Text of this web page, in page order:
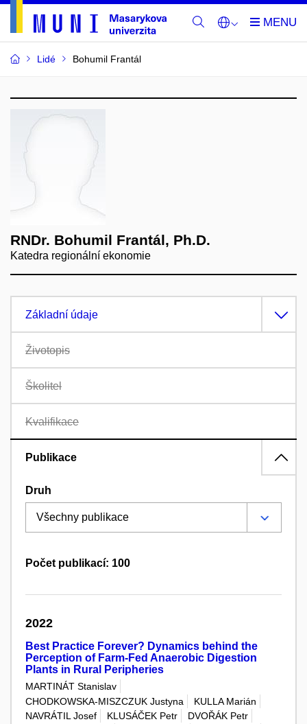
Lidé Bohumil Frantál
RNDr. Bohumil Frantál, Ph.D.
Katedra regionální ekonomie
Základní údaje
Životopis
Školitel
Kvalifikace
Publikace
Druh
Počet publikací: 100
2022
Best Practice Forever? Dynamics behind the
Perception of Farm-Fed Anaerobic Digestion
Plants in Rural Peripheries
MARTINÁT Stanislav
CHODKOWSKA-MISZCZUK Justyna
KULLA Marián
NAVRÁTIL Josef
KLUSÁČEK Petr
DVOŘÁK Petr